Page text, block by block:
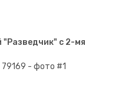
с 2-мя